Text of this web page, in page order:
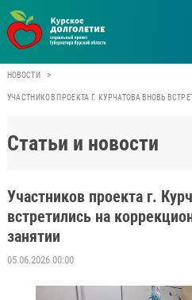
НОВОСТИ >
УЧАСТНИКОВ ПРОЕКТА Г. КУРЧАТОВА ВНОВЬ
Статьи и новости
Участников проекта г.
встретились на
занятии
05.06.2026 00:00